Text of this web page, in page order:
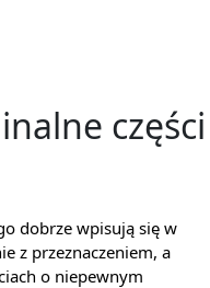
części
dobrze wpisują się w
z przeznaczeniem, a
o niepewnym